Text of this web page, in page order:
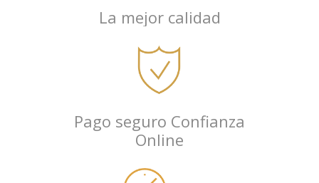
La mejor calidad
Pago seguro Confianza
Online